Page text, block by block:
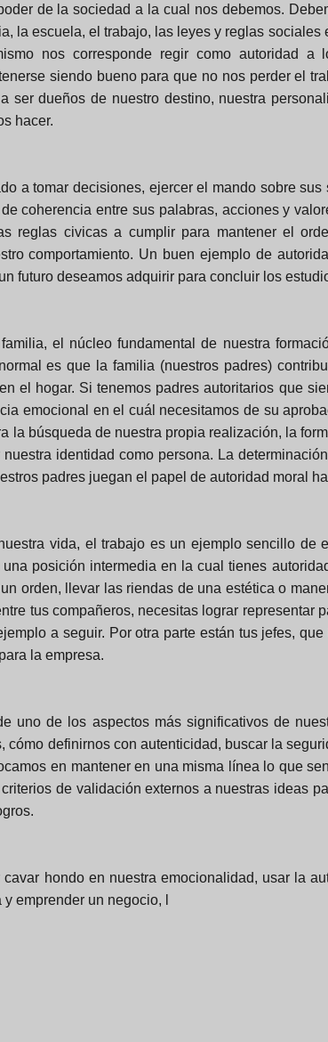
de la sociedad a la cual nos debemos.
la escuela, el trabajo, las leyes y reglas sociales
nos corresponde regir como autoridad a
siendo bueno para que no nos perder el
dueños de nuestro destino, nuestra
hacer.
a tomar decisiones, ejercer el mando sobre sus
coherencia entre sus palabras, acciones y
reglas civicas a cumplir para mantener el
comportamiento. Un buen ejemplo de
futuro deseamos adquirir para concluir los
el núcleo fundamental de nuestra
es que la familia (nuestros padres)
el hogar. Si tenemos padres autoritarios que
emocional en el cuál necesitamos de su
la búsqueda de nuestra propia realización, la
identidad como persona. La
padres juegan el papel de autoridad moral
vida, el trabajo es un ejemplo sencillo de
posición intermedia en la cual tienes
orden, llevar las riendas de una estética o
tus compañeros, necesitas lograr representar
a seguir. Por otra parte están tus jefes,
la empresa.
uno de los aspectos más significativos de
definirnos con autenticidad, buscar la
en mantener en una misma línea lo que
de validación externos a nuestras ideas
hondo en nuestra emocionalidad, usar la
emprender un negocio, l